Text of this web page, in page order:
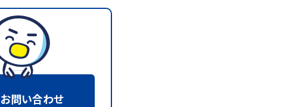
お問い合わせ